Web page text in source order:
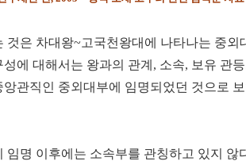
것은 차대왕~고국천왕대에 나타나는 중
에 대해서는 왕과의 관계, 소속, 보유 관
관직인 중외대부에 임명되었던 것으로
임명 이후에는 소속부를 관칭하고 있지